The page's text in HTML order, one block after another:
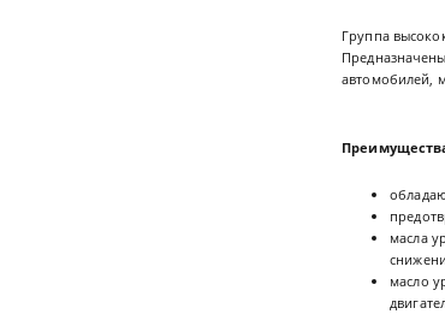
Группа
автомобилей,
масла
масло